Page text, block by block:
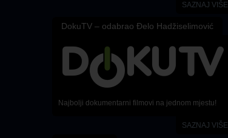
SAZNAJ VIŠE
DokuTV – odabrao Đelo Hadžiselimović
Najbolji dokumentarni filmovi na jednom mjestu!
SAZNAJ VIŠE